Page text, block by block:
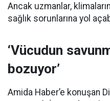
Ancak uzmanlar,
sağlık sorunlarına yol
‘Vücudun
bozuyor’
Amida Haber’e konuşan